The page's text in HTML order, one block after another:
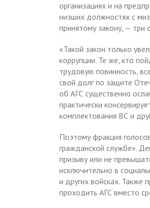
организациях и на
низших должностях с
принятому закону, — три
«Такой закон только
коррупции. Те же, кто
трудовую повинность,
свой долг по защите
об АГС существенно
практически
комплектования ВС и
Поэтому фракция
гражданской службе».
призыву или не
исключительно в
и других войсках. Также
проходить АГС вместо